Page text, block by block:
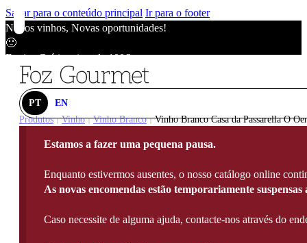
Saltar para o conteúdo principal Ir para o footer
Novos vinhos, Novas oportunidades!
🙂
Envios Grátis acima de 100€
Novos vinhos, Novas oportunidades!
Envios Grátis acima de 100€
Novos vinhos, Novas oportunidades!
Envios Grátis acima de 100€
PT
EN
Produtos | Vinho | Vinho Branco | Vinho Branco Casa da Passarella O
Estamos a fazer uma pequena pausa.
Enquanto estivermos ausentes, o nosso catálogo online
As novas encomendas estão temporariamente suspensas
Caso necessite de alguma ajuda, contacte-nos através do